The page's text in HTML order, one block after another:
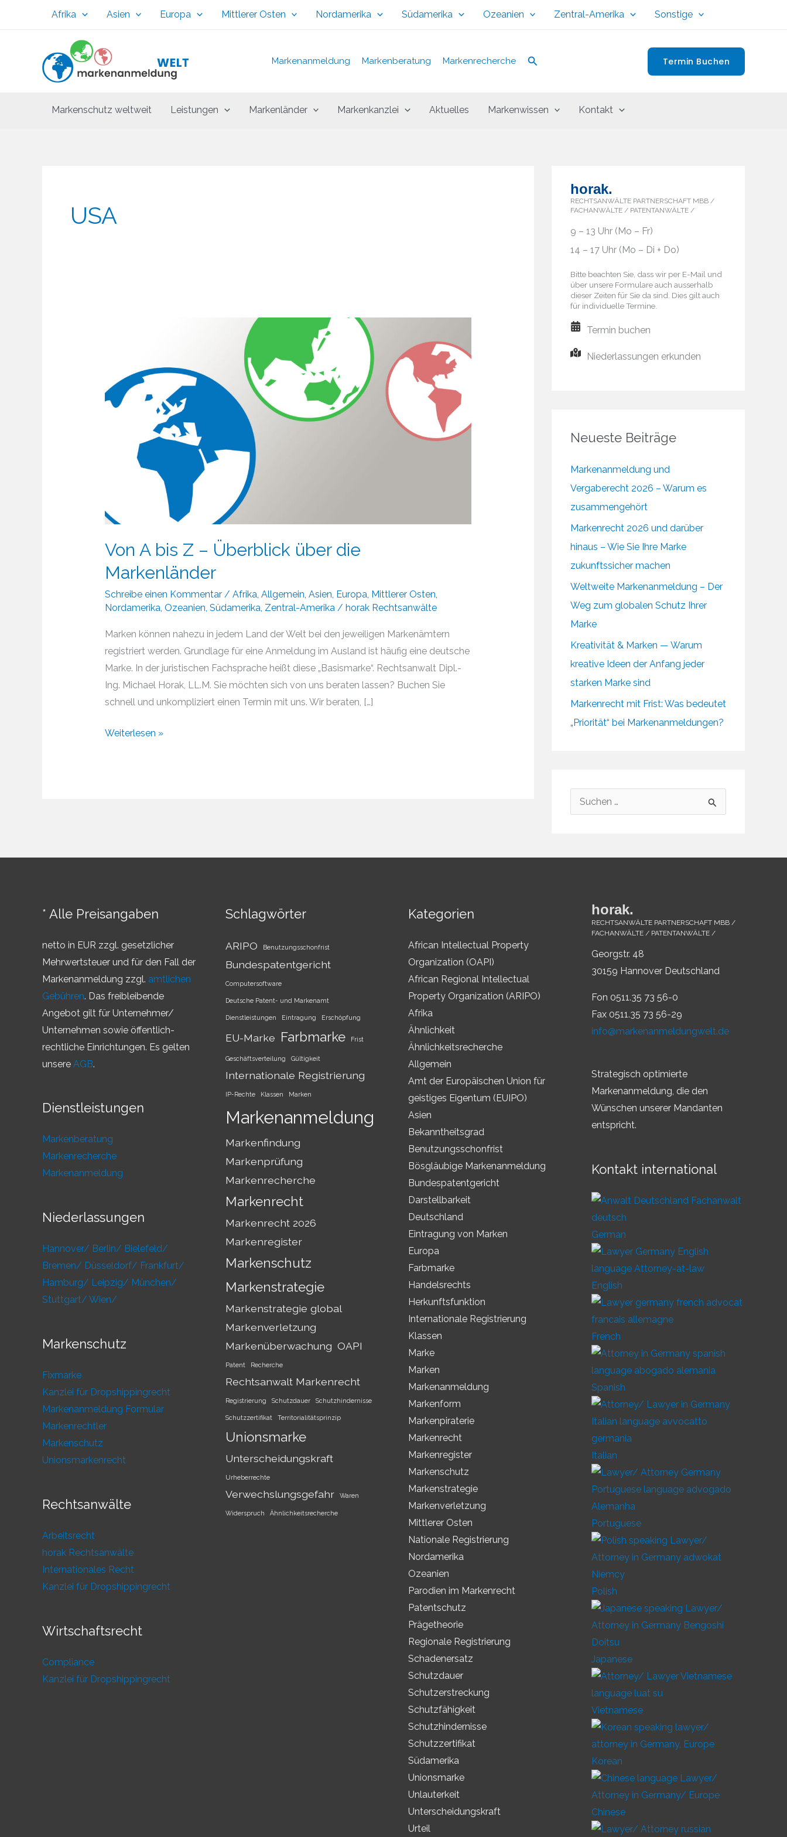
Afrika Asien Europa Mittlerer Osten Nordamerika Südamerika Ozeanien Zentral-Amerika Sonstige
Markenanmeldung Markenberatung Markenrecherche Suchen Termin Buchen
Markenschutz weltweit Leistungen Markenländer Markenkanzlei Aktuelles Markenwissen Kontakt
USA
Von A bis Z – Überblick über die
Markenländer
Schreibe einen Kommentar / Afrika, Allgemein, Asien, Europa, Mittlerer Osten,
Nordamerika, Ozeanien, Südamerika, Zentral-Amerika/ horak Rechtsanwälte
Marken können nahezu in jedem Land der Welt bei den jeweiligen Markenämtern
registriert werden. Grundlage für eine Anmeldung im Ausland ist häufig eine deutsche
Marke. In der juristischen Fachsprache heißt diese „Basismarke“. Rechtsanwalt Dipl.-
Ing. Michael Horak, LL.M. Sie möchten sich von uns beraten lassen? Buchen Sie
schnell und unkompliziert einen Termin mit uns. Wir beraten, […]
Von
Weiterlesen »
horak.
RECHTSANWÄLTE PARTNERSCHAFT MBB /
FACHANWÄLTE / PATENTANWÄLTE /
9 – 13 Uhr (Mo – Fr)
14 – 17 Uhr (Mo – Di + Do)
Bitte beachten Sie, dass wir per E-Mail und
über unsere Formulare auch ausserhalb
dieser Zeiten für Sie da sind. Dies gilt auch
für individuelle Termine.
Termin buchen
Niederlassungen erkunden
Neueste Beiträge
Markenanmeldung und
Vergaberecht 2026 – Warum es
zusammengehört
Markenrecht 2026 und darüber
hinaus – Wie Sie Ihre Marke
zukunftssicher machen
Weltweite Markenanmeldung – Der
Weg zum globalen Schutz Ihrer
Marke
Kreativität & Marken — Warum
kreative Ideen der Anfang jeder
starken Marke sind
Markenrecht mit Frist: Was bedeutet
„Priorität“ bei Markenanmeldungen?
u
* Alle Preisangaben
netto in EUR zzgl. gesetzlicher
Mehrwertsteuer und für den Fall der
Markenanmeldung zzgl. amtlichen
Gebühren. Das freibleibende
Angebot gilt für Unternehmer/
Unternehmen sowie öffentlich-
rechtliche Einrichtungen. Es gelten
unsere AGB.
Dienstleistungen
Markenberatung
Markenrecherche
Markenanmeldung
Niederlassungen
Hannover/ Berlin/ Bielefeld/
Bremen/ Düsseldorf/ Frankfurt/
Hamburg/ Leipzig/ München/
Stuttgart/ Wien/
Markenschutz
Fixmarke
Kanzlei für Dropshippingrecht
Markenanmeldung Formular
Markenrechtler
Markenschutz
Unionsmarkenrecht
Rechtsanwälte
Arbeitsrecht
horak Rechtsanwälte
Internationales Recht
Kanzlei für Dropshippingrecht
Wirtschaftsrecht
Compliance
Kanzlei für Dropshippingrecht
Schlagwörter
ARIPO Benutzungsschonfrist
Bundespatentgericht
Computersoftware
Deutsche Patent- und Markenamt
Dienstleistungen Eintragung Erschöpfung
EU-Marke Farbmarke Frist
Geschäftsverteilung Gültigkeit
Internationale Registrierung
IP-Rechte Klassen Marken
Markenanmeldung
Markenfindung
Markenprüfung
Markenrecherche
Markenrecht
Markenrecht 2026
Markenregister
Markenschutz
Markenstrategie
Markenstrategie global
Markenverletzung
Markenüberwachung OAPI
Patent Recherche
Rechtsanwalt Markenrecht
Registrierung Schutzdauer Schutzhindernisse
Schutzzertifikat Territorialitätsprinzip
Unionsmarke
Unterscheidungskraft
Urheberrechte
Verwechslungsgefahr Waren
Widerspruch Ähnlichkeitsrecherche
Kategorien
African Intellectual Property
Organization (OAPI)
African Regional Intellectual
Property Organization (ARIPO)
Afrika
Ähnlichkeit
Ähnlichkeitsrecherche
Allgemein
Amt der Europäischen Union für
geistiges Eigentum (EUIPO)
Asien
Bekanntheitsgrad
Benutzungsschonfrist
Bösgläubige Markenanmeldung
Bundespatentgericht
Darstellbarkeit
Deutschland
Eintragung von Marken
Europa
Farbmarke
Handelsrechts
Herkunftsfunktion
Internationale Registrierung
Klassen
Marke
Marken
Markenanmeldung
Markenform
Markenpiraterie
Markenrecht
Markenregister
Markenschutz
Markenstrategie
Markenverletzung
Mittlerer Osten
Nationale Registrierung
Nordamerika
Ozeanien
Parodien im Markenrecht
Patentschutz
Prägetheorie
Regionale Registrierung
Schadenersatz
Schutzdauer
Schutzerstreckung
Schutzfähigkeit
Schutzhindernisse
Schutzzertifikat
Südamerika
Unionsmarke
Unlauterkeit
Unterscheidungskraft
Urteil
horak.
RECHTSANWÄLTE PARTNERSCHAFT MBB /
FACHANWÄLTE / PATENTANWÄLTE /
Georgstr. 48
30159 Hannover Deutschland
Fon 0511.35 73 56-0
Fax 0511.35 73 56-29
info@markenanmeldungwelt.de
Strategisch optimierte
Markenanmeldung, die den
Wünschen unserer Mandanten
entspricht.
Kontakt international
German
English
French
Spanish
Italian
Portuguese
Polish
Japanese
Vietnamese
Korean
Chinese